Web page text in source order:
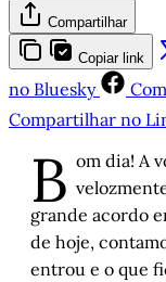
Compartilhar
Copiar link
no Bluesky
Compartilhar no
B om dia! A
grande acordo
de hoje,
entrou e o que